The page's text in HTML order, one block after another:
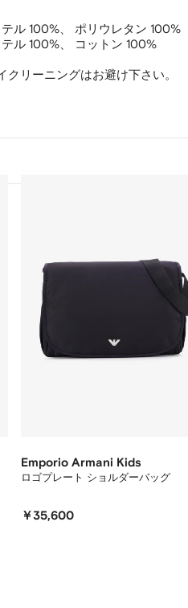
ル 100%、 ポリウレタン 100%
ル 100%、
コットン 100%
クリーニングはお避け下さい。
4
Emporio Armani Kids
ロゴプレート ショルダーバッグ
￥35,600